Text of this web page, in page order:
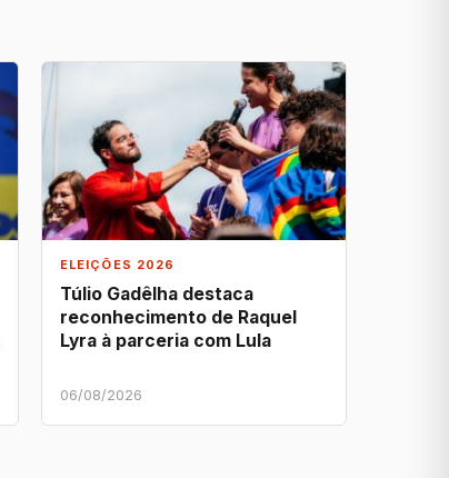
ELEIÇÕES 2026
Túlio Gadêlha destaca
reconhecimento de Raquel
Lyra à parceria com Lula
06/08/2026